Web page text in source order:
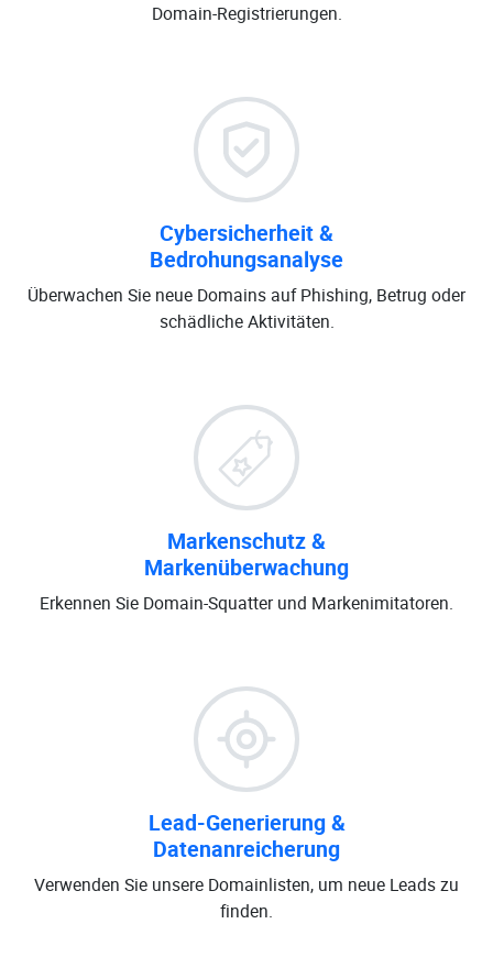
Domain-Registrierungen.
Cybersicherheit &
Bedrohungsanalyse
Überwachen Sie neue Domains auf Phishing, Betrug oder
schädliche Aktivitäten.
Markenschutz &
Markenüberwachung
Erkennen Sie Domain-Squatter und Markenimitatoren.
Lead-Generierung &
Datenanreicherung
Verwenden Sie unsere Domainlisten, um neue Leads zu
finden.